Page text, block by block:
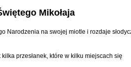
Mikołaja
Narodzenia na swojej miotle i rozdaje
przesłanek, które w kilku miejscach się